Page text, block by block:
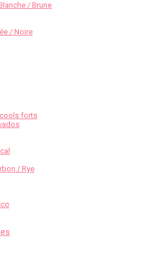
/ Brune
/ Noire
forts
/ Rye